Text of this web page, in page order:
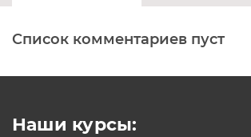
Печатная клавиатура
Список комментариев пуст
Наши курсы: